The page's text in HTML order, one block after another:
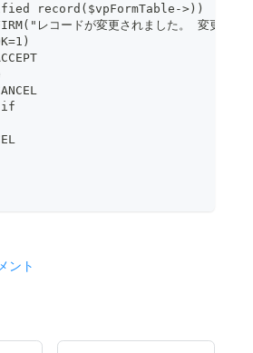
record($vpFormTable->))
レコードが変更されました。 変更を保
ント